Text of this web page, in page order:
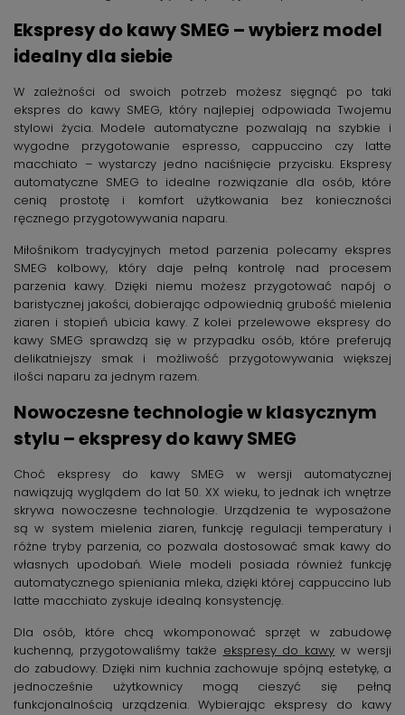
Ekspresy do kawy SMEG – wybierz model
idealny dla siebie
W zależności od swoich potrzeb możesz sięgnąć po taki
ekspres do kawy SMEG, który najlepiej odpowiada Twojemu
stylowi życia. Modele automatyczne pozwalają na szybkie i
wygodne przygotowanie espresso, cappuccino czy latte
macchiato – wystarczy jedno naciśnięcie przycisku. Ekspresy
automatyczne SMEG to idealne rozwiązanie dla osób, które
cenią prostotę i komfort użytkowania bez konieczności
ręcznego przygotowywania naparu.
Miłośnikom tradycyjnych metod parzenia polecamy ekspres
SMEG kolbowy, który daje pełną kontrolę nad procesem
parzenia kawy. Dzięki niemu możesz przygotować napój o
baristycznej jakości, dobierając odpowiednią grubość mielenia
ziaren i stopień ubicia kawy. Z kolei przelewowe ekspresy do
kawy SMEG sprawdzą się w przypadku osób, które preferują
delikatniejszy smak i możliwość przygotowywania większej
ilości naparu za jednym razem.
Nowoczesne technologie w klasycznym
stylu – ekspresy do kawy SMEG
Choć ekspresy do kawy SMEG w wersji automatycznej
nawiązują wyglądem do lat 50. XX wieku, to jednak ich wnętrze
skrywa nowoczesne technologie. Urządzenia te wyposażone
są w system mielenia ziaren, funkcję regulacji temperatury i
różne tryby parzenia, co pozwala dostosować smak kawy do
własnych upodobań. Wiele modeli posiada również funkcję
automatycznego spieniania mleka, dzięki której cappuccino lub
latte macchiato zyskuje idealną konsystencję.
Dla osób, które chcą wkomponować sprzęt w zabudowę
kuchenną, przygotowaliśmy także ekspresy do kawy w wersji
do zabudowy. Dzięki nim kuchnia zachowuje spójną estetykę, a
jednocześnie użytkownicy mogą cieszyć się pełną
funkcjonalnością urządzenia. Wybierając ekspresy do kawy